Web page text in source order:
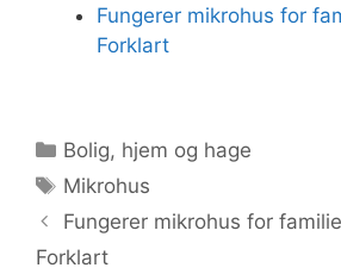
Fungerer mikrohus for
Forklart
Kategorier
Bolig, hjem og hage
Stikkord
Mikrohus
Fungerer mikrohus for
Forklart